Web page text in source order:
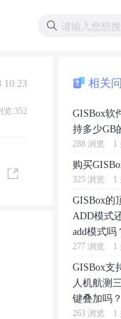
10:23
览:352
相关
GISBox软
持多少GB
288 浏览 1
购买
325 浏览 1
GISBox的
ADD模式
add模式吗
277 浏览 1
GISBox支
人机航测
键叠加吗？
263 浏览 1